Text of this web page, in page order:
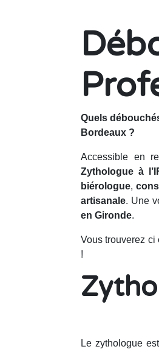
Quels
Bordeaux ?
Accessible en
Zythologue à
biérologue,
artisanale. Une
en Gironde.
Vous trouverez ci
!
Le zythologue